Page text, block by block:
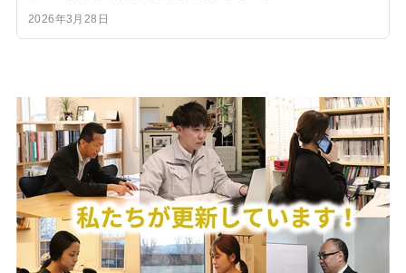
2026年3月28日